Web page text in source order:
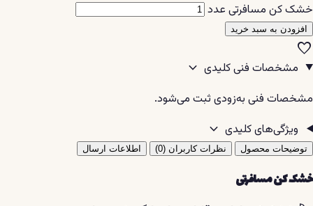
خشک کن مسافرتی عدد
افزودن به سبد خرید
favorite
مشخصات فنی کلیدی expand_more
مشخصات فنی به‌زودی ثبت می‌شود.
ویژگی‌های کلیدی expand_more
توضیحات محصول نظرات کاربران (0) اطلاعات ارسال
خشک کن مسافرتی